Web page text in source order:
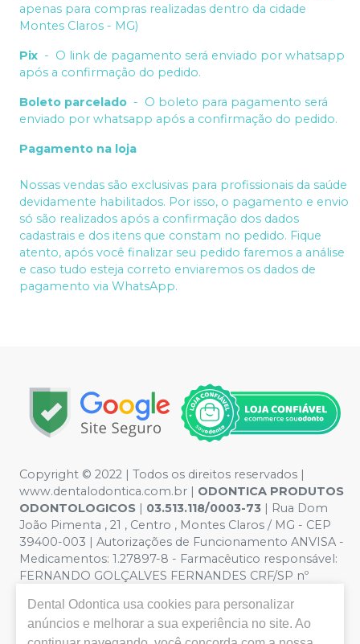
apenas para compras realizadas dentro da cidade
Montes Claros - MG)
Pix - O link de pagamento será enviado por whatsapp
após a confirmação do pedido.
Boleto parcelado - O boleto para pagamento será
enviado por whatsapp após a confirmação do pedido.
Pagamento na loja
Nossas vendas são exclusivas para profissionais da saúde
devidamente habilitados. Por isso, o pagamento e envio
só são realizados após a confirmação dos dados
cadastrais e dos itens que constam no pedido. Fique
atento, após você finalizar seu pedido faremos a análise
e caso tudo esteja correto enviaremos os dados de
pagamento via WhatsApp.
Copyright © 2022 | Todos os direitos reservados |
www.dentalodontica.com.br | ODONTICA PRODUTOS
ODONTOLOGICOS | 03.513.118/0003-73 | Rua Dom
João Pimenta , 21 , Centro , Montes Claros / MG - CEP
39400-003 | Autorizações de Funcionamento ANVISA -
Medicamentos: 1.27897-8 - Farmacêutico responsável:
FERNANDO GOLÇALVES FERNANDES CRF/SP nº
meramente ilustrativas - Os preços e condições da loja
virtual estão sujeitos a alterações. Em caso de
Dental Odontica usa cookies para personalizar
anúncios e melhorar a sua experiência no site. Ao